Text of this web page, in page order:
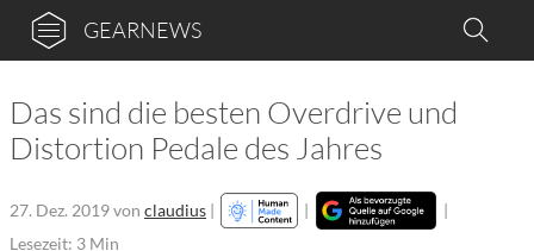
GEARNEWS
Das sind die besten Overdrive und
Distortion Pedale des Jahres
27. Dez. 2019von claudius | |
|
Lesezeit: 3 Min